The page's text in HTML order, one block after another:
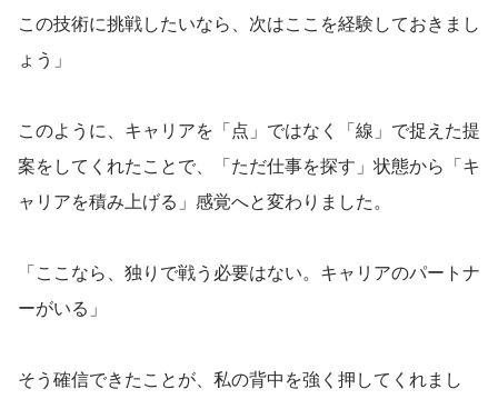
この技術に挑戦したいなら、次はここを経験しておきまし
ょう」
このように、キャリアを「点」ではなく「線」で捉えた提
案をしてくれたことで、「ただ仕事を探す」状態から「キ
ャリアを積み上げる」感覚へと変わりました。
「ここなら、独りで戦う必要はない。キャリアのパートナ
ーがいる」
そう確信できたことが、私の背中を強く押してくれまし